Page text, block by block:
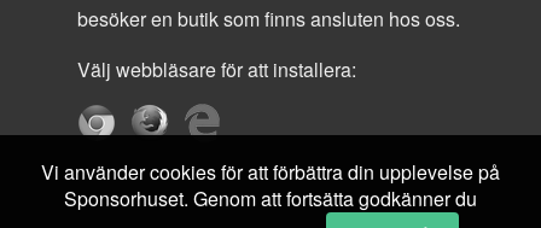
besöker en butik som finns ansluten hos oss.
Välj webbläsare för att installera:
Vi använder cookies för att förbättra din upplevelse på
Sponsorhuset. Genom att fortsätta godkänner du